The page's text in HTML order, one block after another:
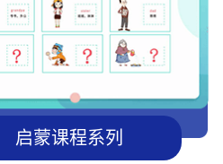
启蒙课程系列